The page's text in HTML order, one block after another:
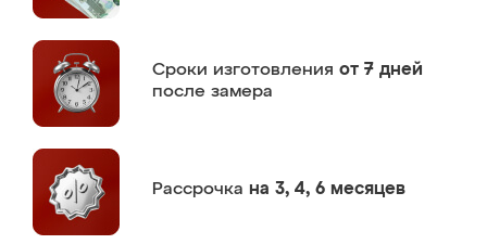
Сроки изготовления от 7 дней
после замера
Рассрочка на 3, 4, 6 месяцев